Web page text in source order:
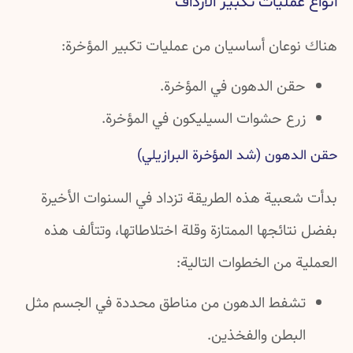
هناك نوعان أساسيان من عمليات تكبير المؤخرة:
حقن الدهون في المؤخرة.
زرع حشوات السيليكون في المؤخرة.
حقن الدهون (شد المؤخرة البرازيلي)
بدأت شعبية هذه الطريقة تزداد في السنوات الأخيرة
بفضل نتائجها الممتازة وقلة اختلاطاتها، وتتألف هذه
العملية من الخطوات التالية:
تشفط الدهون من مناطق محددة في الجسم مثل
البطن والفخذين.